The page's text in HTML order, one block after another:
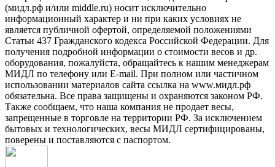
(мидл.рф и/или middle.ru) носит исключительно
информационный характер и ни при каких условиях не
является публичной офертой, определяемой положениями
Статьи 437 Гражданского кодекса Российской Федерации. Для
получения подробной информации о стоимости весов и др.
оборудования, пожалуйста, обращайтесь к нашим менеджерам
МИДЛ по телефону или E-mail. При полном или частичном
использовании материалов сайта ссылка на www.мидл.рф
обязательна. Все права защищены и охраняются законом РФ.
Также сообщаем, что наша компания не продает весы,
запрещенные в торговле на территории РФ. За исключением
бытовых и технологических, весы МИДЛ сертифицированы,
поверены и поставляются с паспортом.